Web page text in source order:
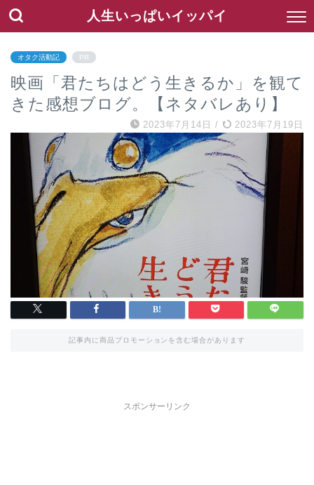
人生いっぱいイッパイ
オタク活動記 PR
映画「君たちはどう生きるか」を観て
きた感想ブログ。【ネタバレあり】
2023年7月14日 / 2023年7月19日
記事内に商品プロモーションを含む場合があります
スポンサーリンク